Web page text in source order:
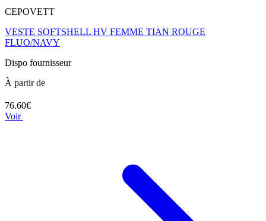
CEPOVETT
VESTE SOFTSHELL HV FEMME TIAN ROUGE
FLUO/NAVY
Dispo fournisseur
À partir de
76.60€
Voir